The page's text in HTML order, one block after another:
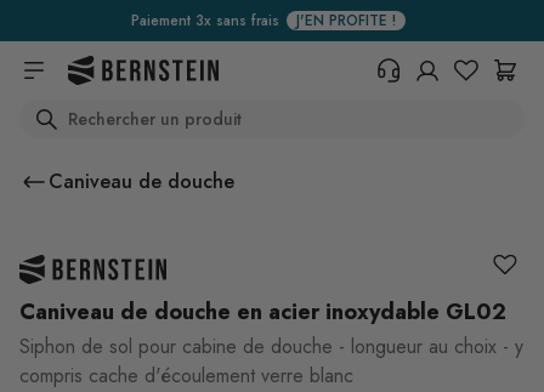
Skip to main contentPaiement 3x sans frais J'EN PROFITE !
Centre d'aide (FAQ)
Search
Caniveau de douche
Caniveau de douche en acier inoxydable GL02
Siphon de sol pour cabine de douche - longueur au choix - y
compris cache d'écoulement verre blanc